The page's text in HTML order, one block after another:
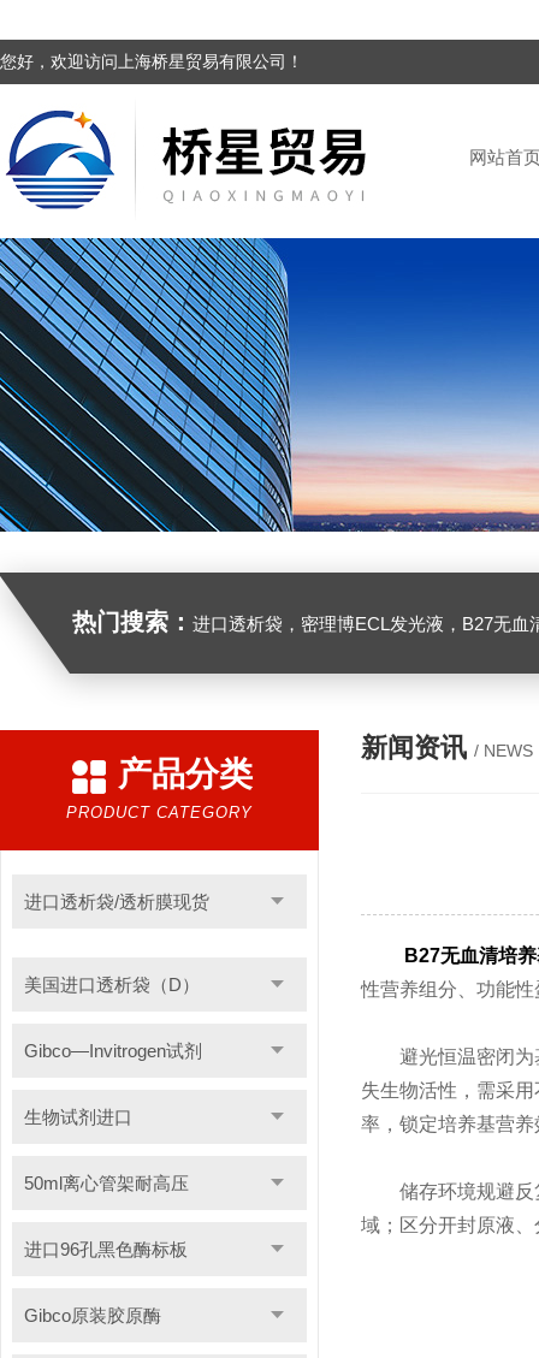
您好，欢迎访问上海桥星贸易有限公司！
网站首
热门搜索： 进口透析袋，密理博ECL发光液，B27无血清培养基，N2培养基，紫外酶标板，Gibco胶原酶，
产品分类
PRODUCT CATEGORY
进口透析袋/透析膜现货
美国进口透析袋（D）
Gibco—Invitrogen试剂
生物试剂进口
50ml离心管架耐高压
进口96孔黑色酶标板
Gibco原装胶原酶
新闻资讯 / NEWS
B27无血清培
性营养组分、功能
避光恒温密闭为
失生物活性，需采
率，锁定培养基营养
储存环境规避反复
域；区分开封原液